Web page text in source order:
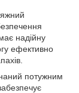
надійну
ефективно
потужним